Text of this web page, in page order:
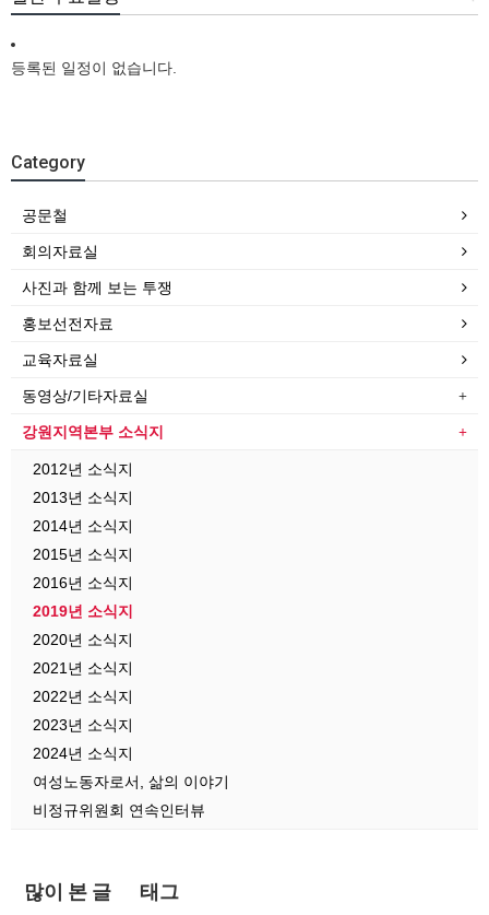
등록된 일정이 없습니다.
Category
공문철
회의자료실
사진과 함께 보는 투쟁
홍보선전자료
교육자료실
동영상/기타자료실
강원지역본부 소식지
2012년 소식지
2013년 소식지
2014년 소식지
2015년 소식지
2016년 소식지
2019년 소식지
2020년 소식지
2021년 소식지
2022년 소식지
2023년 소식지
2024년 소식지
여성노동자로서, 삶의 이야기
비정규위원회 연속인터뷰
많이 본 글 태그